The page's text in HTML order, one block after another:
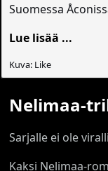
Suomessa
Lue lisää ...
Kuva: Like
Nelimaa-
Sarjalle ei ole
Kaksi Nelimaa-